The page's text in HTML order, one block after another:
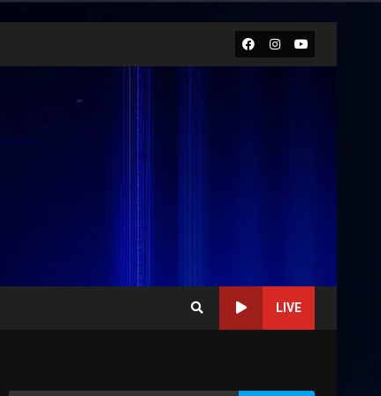
Facebook
Instagram
Youtube
LIVE